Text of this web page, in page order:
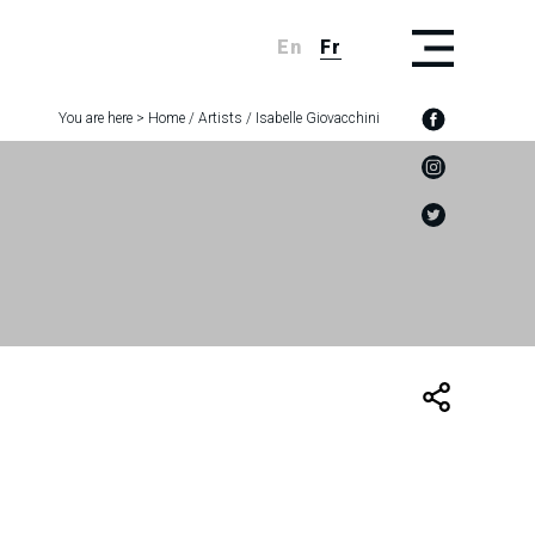
En Fr
You are here > Home / Artists / Isabelle Giovacchini